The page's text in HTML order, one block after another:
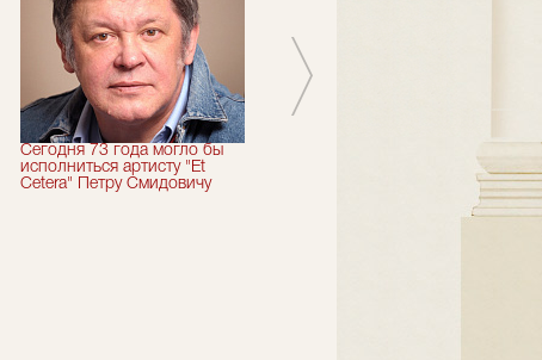
Сегодня 73 года могло бы
исполниться артисту "Et
Cetera" Петру Смидовичу
отмечает актер "Et Cetera" -